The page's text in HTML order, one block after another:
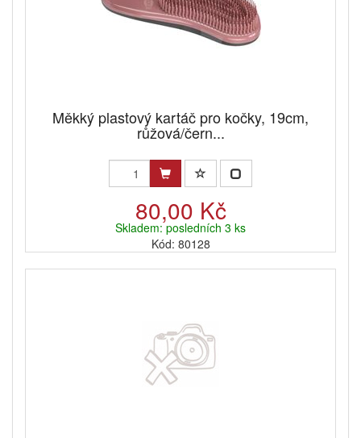
Měkký plastový kartáč pro kočky, 19cm,
růžová/čern...
80,00 Kč
Skladem: posledních 3 ks
Kód: 80128